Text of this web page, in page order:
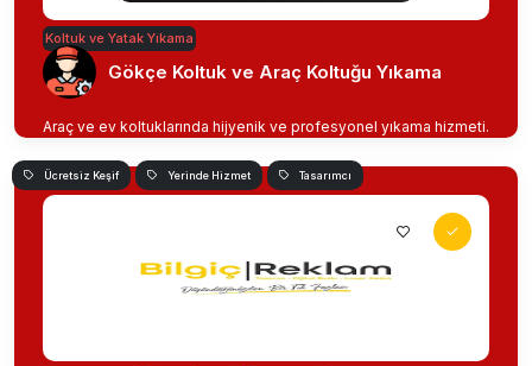
Koltuk ve Yatak Yıkama
Gökçe Koltuk ve Araç Koltuğu Yıkama
Araç ve ev koltuklarında hijyenik ve profesyonel yıkama hizmeti.
Ücretsiz Keşif Yerinde Hizmet Tasarımcı